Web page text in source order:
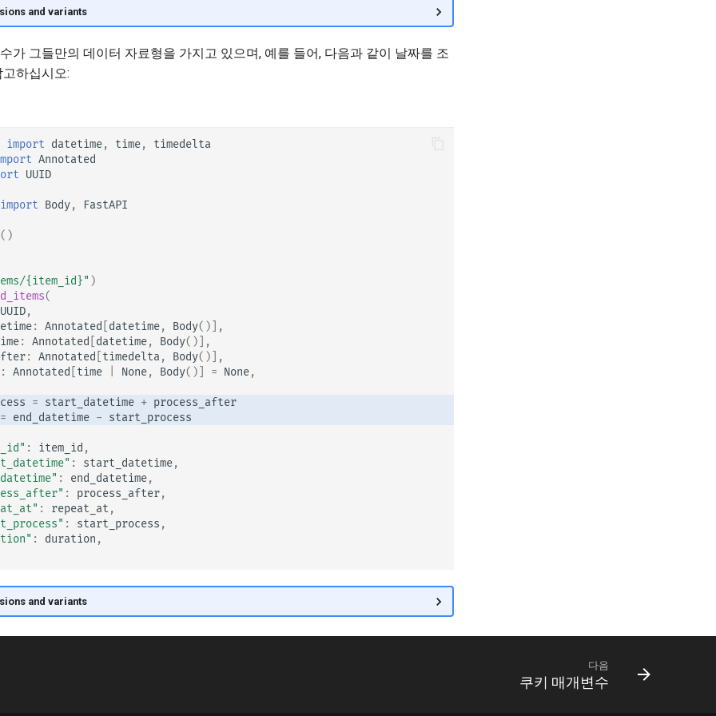
and variants
가 그들만의 데이터 자료형을 가지고 있으며, 예를 들어, 다음과 같이 날짜를 조
하십시오:
import datetime, time,
timedelta
Annotated
UUID
import Body, FastAPI
()
{item_id}" )
(
UUID,
: Annotated datetime, Body()],
: Annotated datetime, Body()],
: Annotated timedelta , Body()],
:
Annotated time None, Body()] = None,
= start_datetime + process_after
= end_datetime - start_process
: item_id ,
: start_datetime,
: end_datetime,
: process_after,
: repeat_at ,
: start_process ,
: duration ,
and variants
다음
쿠키 매개변수